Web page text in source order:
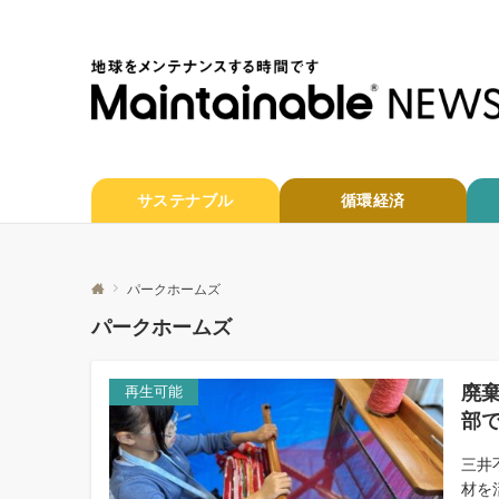
サステナブル 循環経済
パークホームズ
パークホームズ
再生可能
廃
部
三井
材を